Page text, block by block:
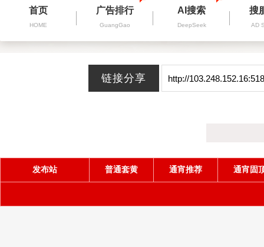
首页
HOME
广告排行
GuangGao
AI搜索
DeepSeek
搜
AD
发布站 普通套黄 通宵推荐 通宵固